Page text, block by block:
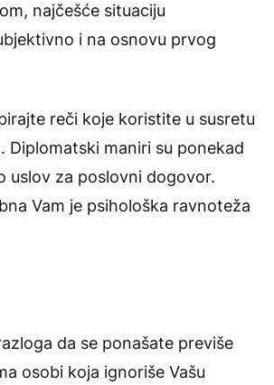
najčešće situaciju
i na osnovu prvog
reči koje koristite u susretu
Diplomatski maniri su ponekad
uslov za poslovni dogovor.
Vam je psihološka ravnoteža
da se ponašate previše
osobi koja ignoriše Vašu